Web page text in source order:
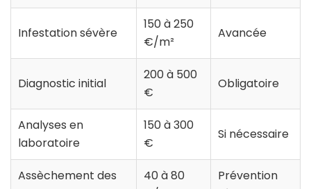
Infestation sévère
150 à 250
€/m²
Avancée
Diagnostic initial
200 à 500
€
Obligatoire
Analyses en
laboratoire
150 à 300
€
Si nécessaire
Assèchement des
40 à 80
Prévention